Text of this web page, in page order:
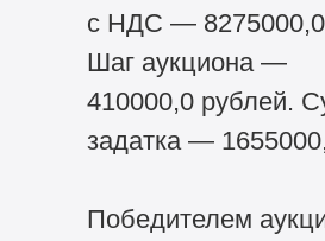
с НДС — 8275000,0
Шаг аукциона —
410000,0 рублей.
задатка —
Победителем